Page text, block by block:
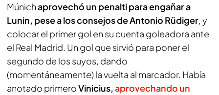
Múnichaprovechó un penalti para engañar a
Lunin, pese a los consejos de Antonio Rüdiger, y
colocar el primer gol en su cuenta goleadora ante
el Real Madrid. Un gol que sirvió para poner el
segundo de los suyos, dando
(momentáneamente) la vuelta al marcador. Había
anotado primeroVinicius,aprovechando un